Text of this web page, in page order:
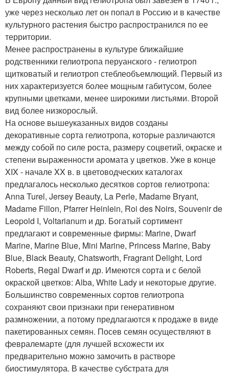
уже через несколько лет он попал в Россию и в качестве
культурного растения быстро распространился по ее
территории.
Менее распространены в культуре ближайшие
родственники гелиотропа перуанского - гелиотроп
щитковатый и гелиотроп стеблеобъемлющий. Первый из
них характеризуется более мощным габитусом, более
крупными цветками, менее широкими листьями. Второй
вид более низкорослый.
На основе вышеуказанных видов созданы
декоративные сорта гелиотропа, которые различаются
между собой по силе роста, размеру соцветий, окраске и
степени выраженности аромата у цветков. Уже в конце
XIX - начале XX в. в цветоводческих каталогах
предлагалось несколько десятков сортов гелиотропа:
Anna Turel, Jersey Beauty, La Perle, Madame Bryant,
Madame Fillon, Pfarrer Heinlein, Roi des Noirs, Souvenir de
Leopold I, Voltarianum и др. Богатый сортимент
предлагают и современные фирмы: Marine, Dwarf
Marine, Marine Blue, Mini Marine, Princess Marine, Baby
Blue, Black Beauty, Chatsworth, Fragrant Delight, Lord
Roberts, Regal Dwarf и др. Имеются сорта и с белой
окраской цветков: Alba, White Lady и некоторые другие.
Большинство современных сортов гелиотропа
сохраняют свои признаки при генеративном
размножении, а потому предлагаются к продаже в виде
пакетированных семян. Посев семян осуществляют в
февралемарте (для лучшей всхожести их
предварительно можно замочить в растворе
биостимулятора. В качестве субстрата для